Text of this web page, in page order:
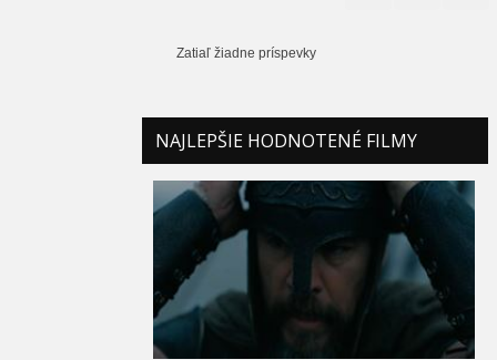
Zatiaľ žiadne príspevky
NAJLEPŠIE HODNOTENÉ FILMY